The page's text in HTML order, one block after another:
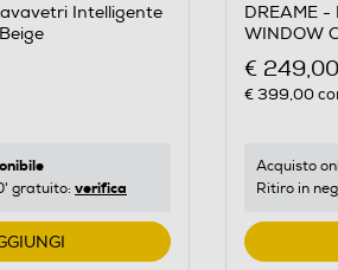
Intelligente
gratuito: verifica
DREAME -
WINDOW
€ 249,00
€ 399,00
Acquisto
Ritiro in